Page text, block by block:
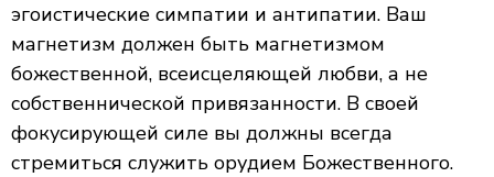
эгоистические симпатии и антипатии. Ваш
магнетизм должен быть магнетизмом
божественной, всеисцеляющей любви, а не
собственнической привязанности. В своей
фокусирующей силе вы должны всегда
стремиться служить орудием Божественного.